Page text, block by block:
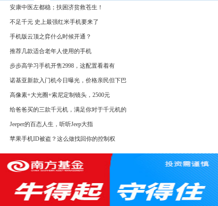
安康中医左都稳；扶困济贫救苍生！
不足千元 史上最强红米手机要来了
手机版云顶之弈什么时候开通？
推荐几款适合老年人使用的手机
步步高学习手机开售2998，这配置看着有
诺基亚新款入门机今日曝光，价格亲民但下巴
高像素+大光圈+索尼定制镜头，2500元
给爸爸买的三款千元机，满足你对于千元机的
Jeeper的百态人生，听听Jeep大指
苹果手机ID被盗？这么做找回你的控制权